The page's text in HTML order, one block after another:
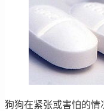
狗狗在紧张或害怕的